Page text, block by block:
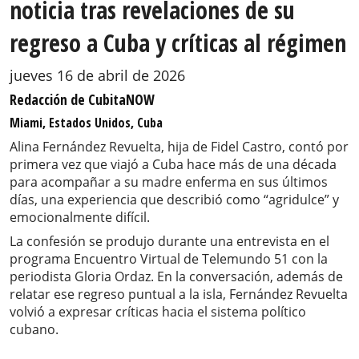
noticia tras revelaciones de su
regreso a Cuba y críticas al régimen
jueves 16 de abril de 2026
Redacción de CubitaNOW
Miami, Estados Unidos, Cuba
Alina Fernández Revuelta, hija de Fidel Castro, contó por
primera vez que viajó a Cuba hace más de una década
para acompañar a su madre enferma en sus últimos
días, una experiencia que describió como “agridulce” y
emocionalmente difícil.
La confesión se produjo durante una entrevista en el
programa Encuentro Virtual de Telemundo 51 con la
periodista Gloria Ordaz. En la conversación, además de
relatar ese regreso puntual a la isla, Fernández Revuelta
volvió a expresar críticas hacia el sistema político
cubano.